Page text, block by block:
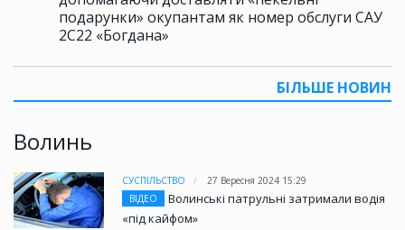
подарунки» окупантам як номер обслуги САУ
2С22 «Богдана»
БІЛЬШЕ НОВИН
Волинь
СУСПІЛЬСТВО
27 Вересня 2024 15:29
ВІДЕО
Волинські патрульні затримали водія
«під кайфом»